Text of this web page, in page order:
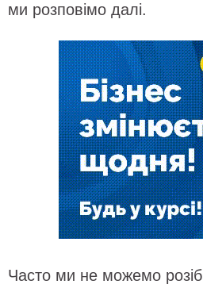
ми розповімо далі.
Часто ми не можемо